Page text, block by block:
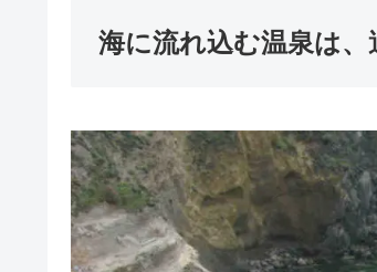
海に流れ込む温泉は、